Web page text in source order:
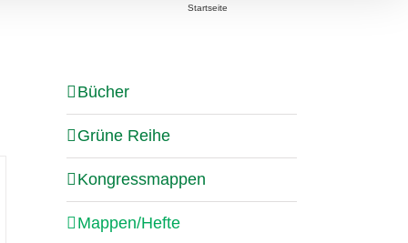
Startseite
Bücher
Grüne Reihe
Kongressmappen
Mappen/Hefte